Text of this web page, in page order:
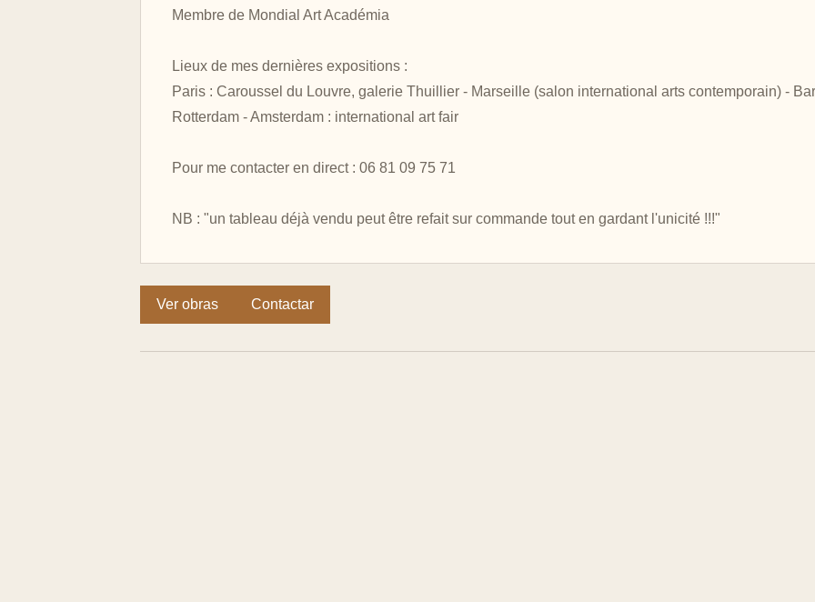
Membre de Mondial Art Académia
Lieux de mes dernières expositions :
Paris : Caroussel du Louvre, galerie Thuillier - Marseille (salon international arts contemporain) -
Rotterdam - Amsterdam : international art fair
Pour me contacter en direct : 06 81 09 75 71
NB : "un tableau déjà vendu peut être refait sur commande tout en gardant l'unicité !!!"
Ver obras Contactar